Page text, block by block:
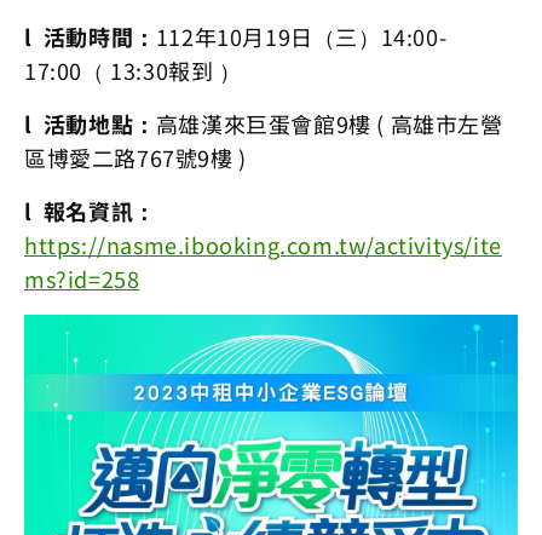
l 活動時間： 112年10月19日（三）14:00-
17:00（ 13:30報到 ）
l 活動地點： 高雄漢來巨蛋會館9樓 ( 高雄市左營
區博愛二路767號9樓 )
l 報名資訊：
https://nasme.ibooking.com.tw/activitys/ite
ms?id=258